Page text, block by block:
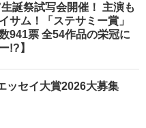
誕祭試写会開催！ 主演も
サム！「ステサミー賞」
941票 全54作品の栄冠に
!?】
ッセイ大賞2026大募集